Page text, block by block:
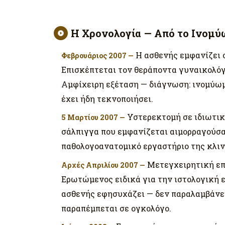
Η Χρονολογία — Από το
Φεβρουάριος 2007 — Η ασθενής εμφανίζει
Επισκέπτεται τον θεράποντα
Αμφίχειρη εξέταση — διάγνωση:
έχει ήδη τεκνοποιήσει.
5 Μαρτίου 2007 — Υστερεκτομή σε
σάλπιγγα που εμφανίζεται
παθολογοανατομικό εργαστήριο της
Αρχές Απριλίου 2007 — Μετεγχειρητική
Ερωτώμενος ειδικά για την ιστολογική
ασθενής εφησυχάζει — δεν
παραπέμπεται σε ογκολόγο.